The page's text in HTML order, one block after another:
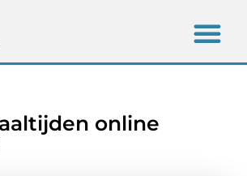
online